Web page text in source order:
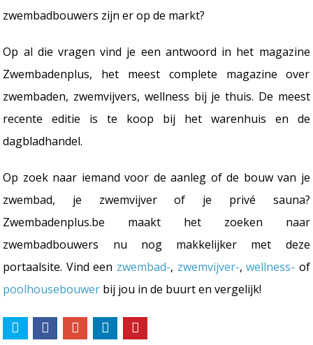
zwembadbouwers zijn er op de markt?
Op al die vragen vind je een antwoord in het magazine
Zwembadenplus, het meest complete magazine over
zwembaden, zwemvijvers, wellness bij je thuis. De meest
recente editie is te koop bij het warenhuis en de
dagbladhandel.
Op zoek naar iemand voor de aanleg of de bouw van je
zwembad, je zwemvijver of je privé sauna?
Zwembadenplus.be maakt het zoeken naar
zwembadbouwers nu nog makkelijker met deze
portaalsite. Vind een zwembad-, zwemvijver-,wellness- of
poolhousebouwer bij jou in de buurt en vergelijk!